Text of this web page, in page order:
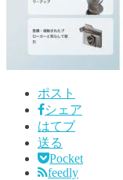
ポスト
シェア
はてブ
送る
Pocket
feedly